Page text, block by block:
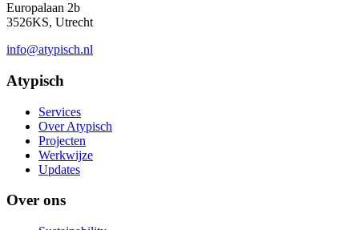
Europalaan 2b
3526KS, Utrecht
info@atypisch.nl
Atypisch
Services
Over Atypisch
Projecten
Werkwijze
Updates
Over ons